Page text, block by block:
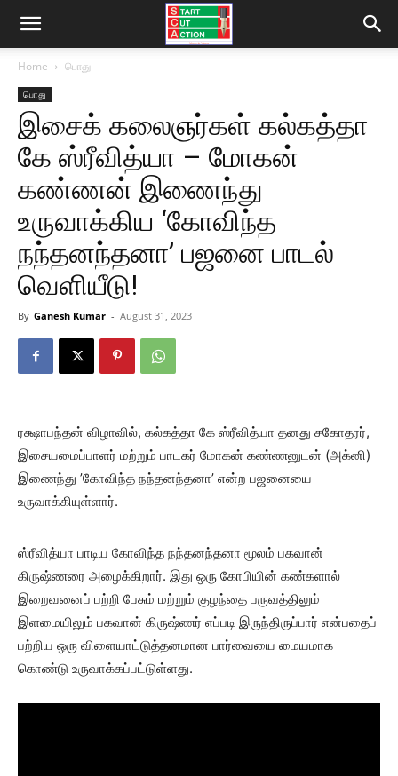
Home பொது
பொது
இசைக் கலைஞர்கள் கல்கத்தா
கே ஸ்ரீவித்யா – மோகன்
கண்ணன் இணைந்து
உருவாக்கிய ‘கோவிந்த
நந்தனந்தனா’ பஜனை பாடல்
வெளியீடு!
By Ganesh Kumar - August 31, 2023
ரக்ஷாபந்தன் விழாவில், கல்கத்தா கே ஸ்ரீவித்யா தனது சகோதரர்,
இசையமைப்பாளர் மற்றும் பாடகர் மோகன் கண்ணனுடன் (அக்னி)
இணைந்து ’கோவிந்த நந்தனந்தனா’ என்ற பஜனையை
உருவாக்கியுள்ளார்.
ஸ்ரீவித்யா பாடிய கோவிந்த நந்தனந்தனா மூலம் பகவான்
கிருஷ்ணரை அழைக்கிறார். இது ஒரு கோபியின் கண்களால்
இறைவனைப் பற்றி பேசும் மற்றும் குழந்தை பருவத்திலும்
இளமையிலும் பகவான் கிருஷ்ணர் எப்படி இருந்திருப்பார் என்பதைப்
பற்றிய ஒரு விளையாட்டுத்தனமான பார்வையை மையமாக
கொண்டு உருவாக்கப்பட்டுள்ளது.